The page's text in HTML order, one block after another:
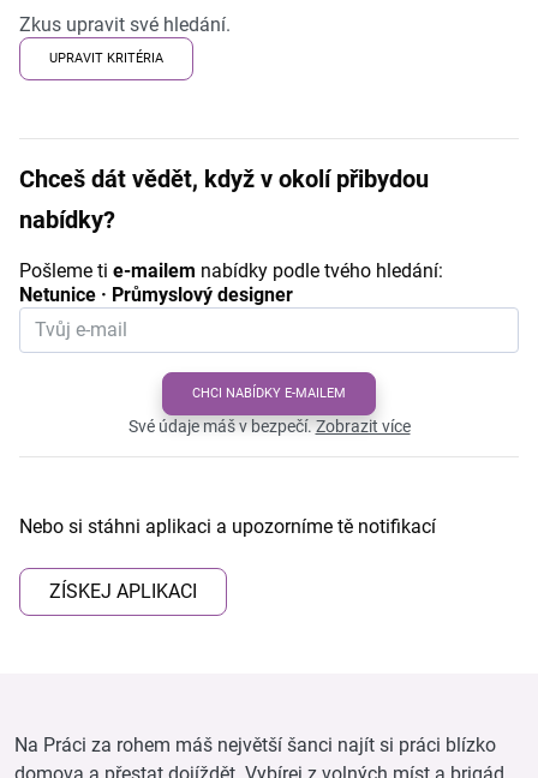
Zkus upravit své hledání.
UPRAVIT KRITÉRIA
Chceš dát vědět, když v okolí přibydou
nabídky?
Pošleme ti e-mailem nabídky podle tvého hledání:
Netunice · Průmyslový designer
CHCI NABÍDKY E-MAILEM
Své údaje máš v bezpečí.Zobrazit více
Nebo si stáhni aplikaci a upozorníme tě notifikací
ZÍSKEJ APLIKACI
Na Práci za rohem máš největší šanci najít si práci blízko
domova a přestat dojíždět. Vybírej z volných míst a brigád